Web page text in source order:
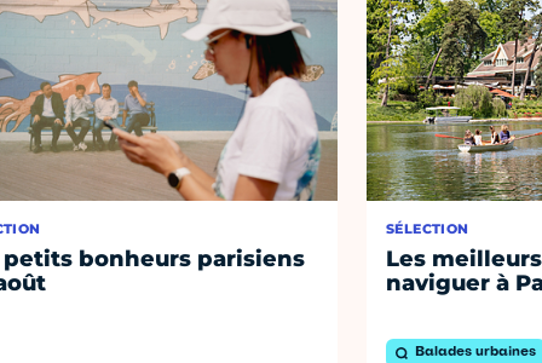
petits bonheurs parisiens
SÉLECTION
Les
naviguer à
Balades urbaines